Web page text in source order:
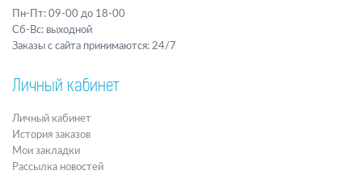
Пн-Пт: 09-00 до 18-00
Сб-Вс: выходной
Заказы с сайта принимаются: 24/7
Личный кабинет
Личный кабинет
История заказов
Мои закладки
Рассылка новостей